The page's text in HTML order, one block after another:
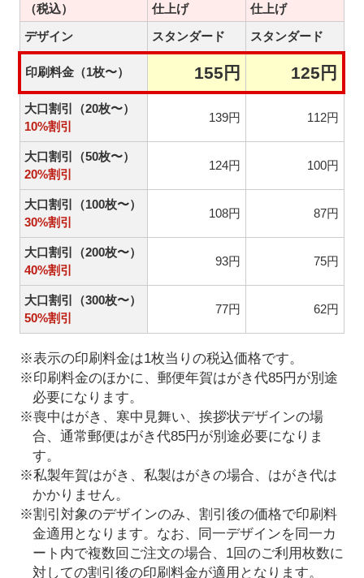
（税込）
仕上げ
仕上げ
デザイン
スタンダード スタンダード
印刷料金（1枚〜） 155円 125円
大口割引（20枚〜）
10%割引
139円 112円
大口割引（50枚〜）
20%割引
124円 100円
大口割引（100枚〜）
30%割引
108円 87円
大口割引（200枚〜）
40%割引
93円 75円
大口割引（300枚〜）
50%割引
77円 62円
※表示の印刷料金は1枚当りの税込価格です。
※印刷料金のほかに、郵便年賀はがき代85円が別途
必要になります。
※喪中はがき、寒中見舞い、挨拶状デザインの場
合、通常郵便はがき代85円が別途必要になりま
す。
※私製年賀はがき、私製はがきの場合、はがき代は
かかりません。
※割引対象のデザインのみ、割引後の価格で印刷料
金適用となります。なお、同一デザインを同一カ
ート内で複数回ご注文の場合、1回のご利用枚数に
対しての割引後の印刷料金が適用となります。